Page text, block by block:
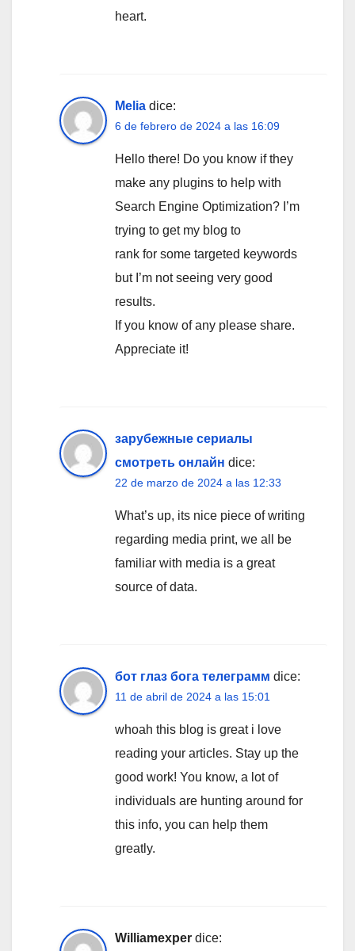
heart.
Melia dice:
6 de febrero de 2024 a las 16:09
Hello there! Do you know if they
make any plugins to help with
Search Engine Optimization? I’m
trying to get my blog to
rank for some targeted keywords
but I’m not seeing very good
results.
If you know of any please share.
Appreciate it!
зарубежные сериалы
смотреть онлайн dice:
22 de marzo de 2024 a las 12:33
What’s up, its nice piece of writing
regarding media print, we all be
familiar with media is a great
source of data.
бот глаз бога телеграмм dice:
11 de abril de 2024 a las 15:01
whoah this blog is great i love
reading your articles. Stay up the
good work! You know, a lot of
individuals are hunting around for
this info, you can help them
greatly.
Williamexper dice: